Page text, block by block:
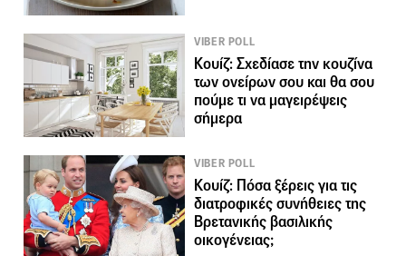
VIBER POLL
Κουίζ: Σχεδίασε την κουζίνα
των ονείρων σου και θα σου
πούμε τι να μαγειρέψεις
σήμερα
VIBER POLL
Κουίζ: Πόσα ξέρεις για τις
διατροφικές συνήθειες της
Βρετανικής βασιλικής
οικογένειας;